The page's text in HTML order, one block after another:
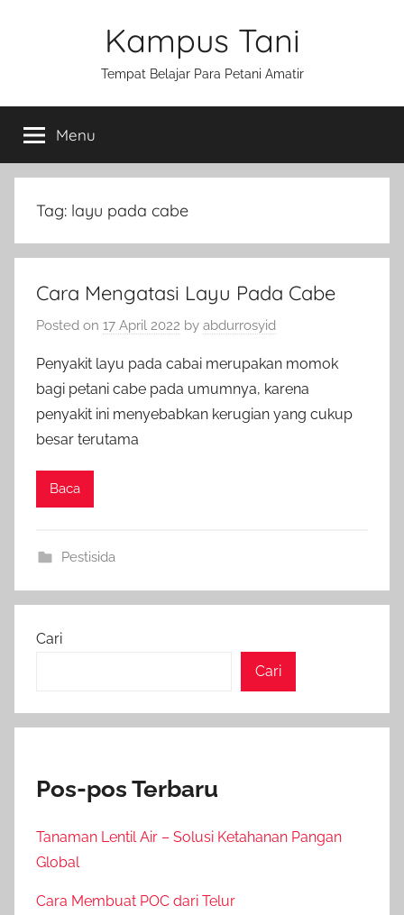
Kampus Tani
Tempat Belajar Para Petani Amatir
Menu
Tag: layu pada cabe
Cara Mengatasi Layu Pada Cabe
Posted on 17 April 2022 by abdurrosyid
Penyakit layu pada cabai merupakan momok
bagi petani cabe pada umumnya, karena
penyakit ini menyebabkan kerugian yang cukup
besar terutama
Baca
Pestisida
Cari
Cari
Pos-pos Terbaru
Tanaman Lentil Air – Solusi Ketahanan Pangan
Global
Cara Membuat POC dari Telur